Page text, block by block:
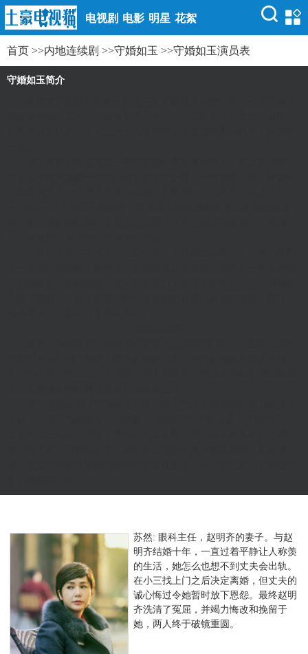
电视剧 电影 明星 花絮
首页 >>内地连续剧 >>守婚如玉 >>守婚如玉演员表
守婚如玉简介
苏然: 眼科主任，赵明齐的妻子。与赵
明齐结婚十年，一直过着平静让人称羡
的生活，她怎么也想不到丈夫会出轨。
在小三找上门之后决定离婚，但丈夫的
诚心悔过令她暂时放下恩怨。最终赵明
齐洗清了冤屈，并竭力悔改和挽留于
她，两人终于破镜重圆。